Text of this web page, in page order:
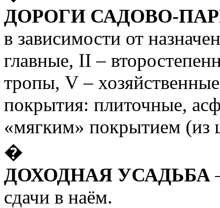
ДОРОГИ САДОВО-
в зависимости от
главные, II –
тропы, V –
покрытия: плиточные,
«мягким» покрытием (из
�
ДОХОДНАЯ УСАДЬБА
сдачи в наём.